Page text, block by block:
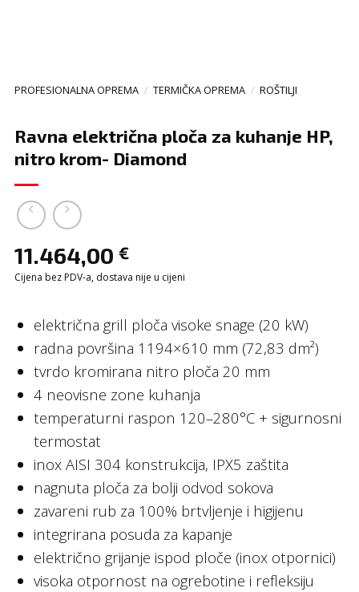
PROFESIONALNA OPREMA / TERMIČKA OPREMA / ROŠTILJI
Ravna električna ploča za kuhanje HP,
nitro krom- Diamond
11.464,00€
Cijena bez PDV-a, dostava nije u cijeni
električna grill ploča visoke snage (20 kW)
radna površina 1194×610 mm (72,83 dm²)
tvrdo kromirana nitro ploča 20 mm
4 neovisne zone kuhanja
temperaturni raspon 120–280°C + sigurnosni
termostat
inox AISI 304 konstrukcija, IPX5 zaštita
nagnuta ploča za bolji odvod sokova
zavareni rub za 100% brtvljenje i higijenu
integrirana posuda za kapanje
električno grijanje ispod ploče (inox otpornici)
visoka otpornost na ogrebotine i refleksiju